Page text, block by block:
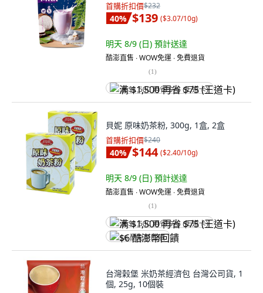
首購折扣價$232
40% $139 ($3.07/10g)
明天 8/9 (日) 預計送達
酷澎直售 ∙ WOW免運 ∙ 免費退貨
(1)
满 $1,500 再省 $75 (王道卡)
貝妮 原味奶茶粉, 300g, 1盒, 2盒
首購折扣價$240
40% $144 ($2.40/10g)
明天 8/9 (日) 預計送達
酷澎直售 ∙ WOW免運 ∙ 免費退貨
(1)
满 $1,500 再省 $75 (王道卡)
$6 酷澎幣回饋
台灣榖堡 米奶茶經濟包 台灣公司貨, 1
個, 25g, 10個裝